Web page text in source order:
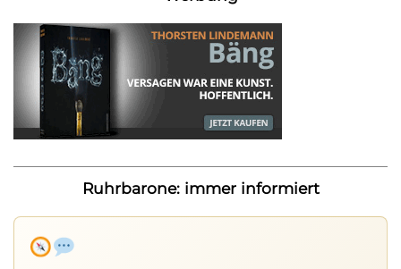
Ruhrbarone: immer informiert